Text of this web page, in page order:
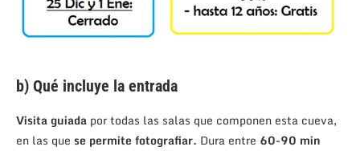
b) Qué incluye la entrada
Visita guiada por todas las salas que componen esta cueva,
en las que se permite fotografiar. Dura entre 60-90 min